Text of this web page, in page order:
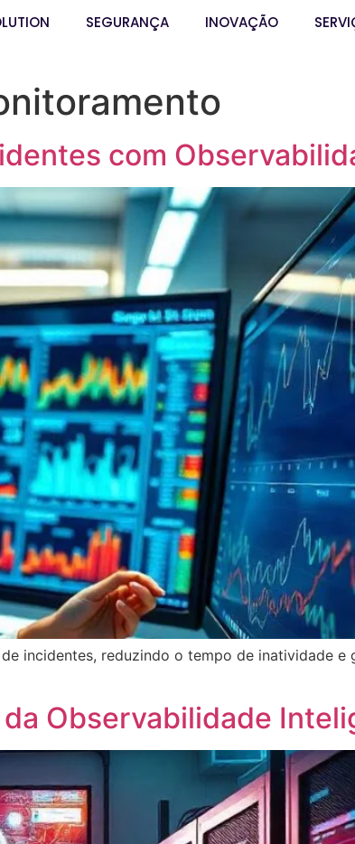
SEGURANÇA INOVAÇÃO
com
incidentes, reduzindo o tempo de inatividade e
Observabilidade